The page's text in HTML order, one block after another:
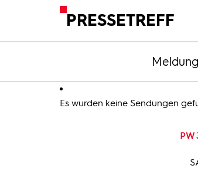
PRESSETREFF
Es wurden keine Sendungen
PW